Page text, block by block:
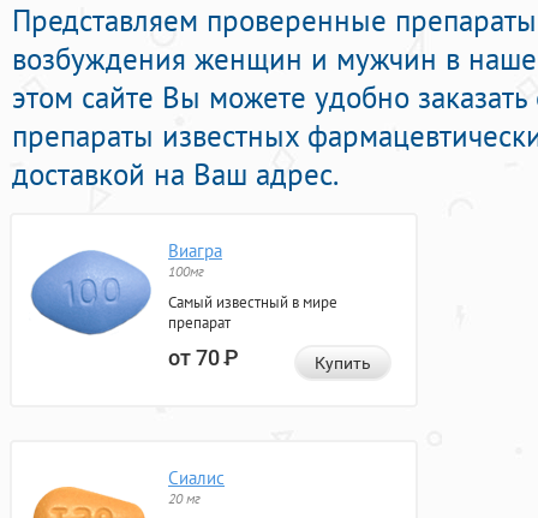
Представляем проверенные
возбуждения женщин и мужчин в
этом сайте Вы можете удобно
препараты известных
доставкой на Ваш адрес.
Виагра
100мг
Самый известный в мире
препарат
от 70Р Купить
Сиалис
20 мг